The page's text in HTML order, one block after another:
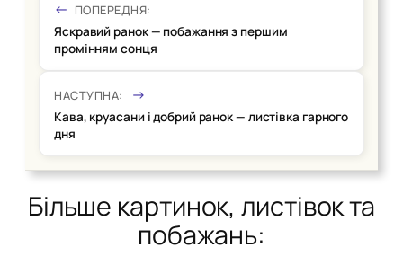
ПОПЕРЕДНЯ:
Яскравий ранок — побажання з першим
промінням сонця
НАСТУПНА:
Кава, круасани і добрий ранок — листівка гарного
дня
Більше картинок, листівок та
побажань: